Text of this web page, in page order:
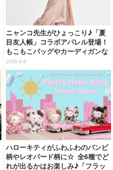
ニャンコ先生がひょっこり♪「夏
目友人帳」コラボアパレル登場！
もこもこバッグやカーディガンな
ど全8型
2026.8.6
ハローキティがふわふわのバンビ
柄やレオパード柄に☆ 全6種でど
れが出るかはお楽しみ♪「フラッ